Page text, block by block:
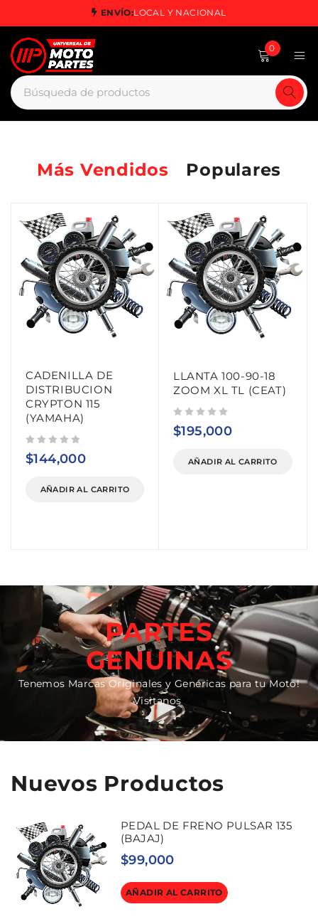
ENVÍO:LOCAL Y NACIONAL
0
Más Vendidos Populares
CADENILLA DE
DISTRIBUCION
CRYPTON 115
(YAMAHA)
$144,000
AÑADIR AL CARRITO
LLANTA 100-90-18
ZOOM XL TL (CEAT)
$195,000
AÑADIR AL CARRITO
PARTES
GENUINAS
Tenemos Marcas Originales y Genéricas para tu Moto!
Visitanos
Nuevos Productos
PEDAL DE FRENO PULSAR 135
(BAJAJ)
$99,000
AÑADIR AL CARRITO